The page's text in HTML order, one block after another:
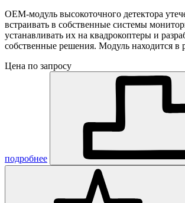
OEM-модуль высокоточного детектора
встраивать в собственные системы
устанавливать их на квадрокоптеры и
собственные решения. Модуль находится в
Цена по запросу
подробнее